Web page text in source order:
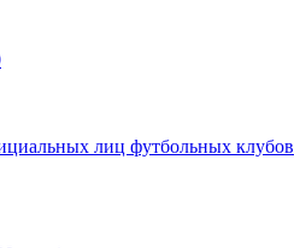
лиц футбольных клубов